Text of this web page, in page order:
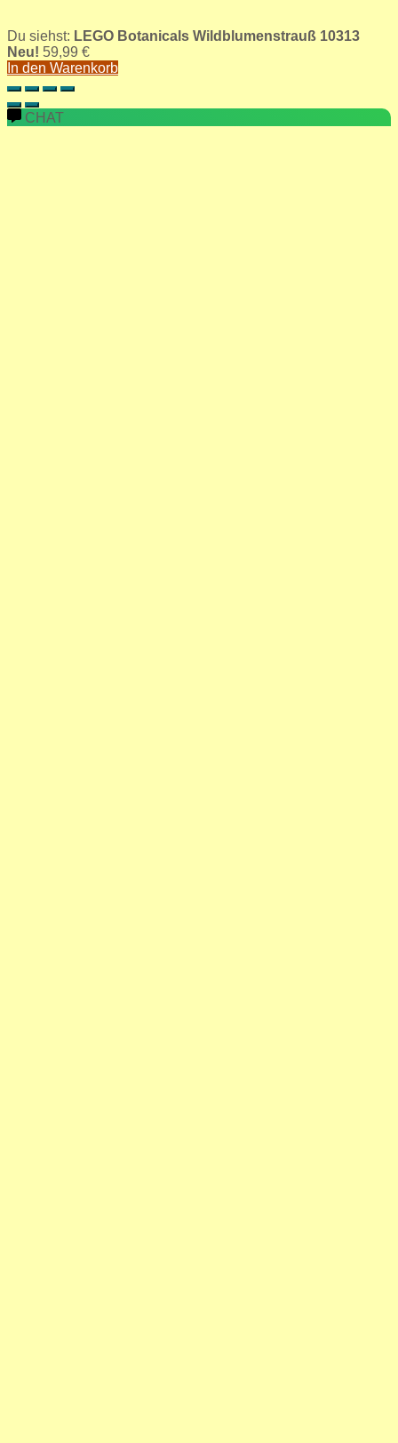
Du siehst: LEGO Botanicals Wildblumenstrauß 10313
Neu! 59,99 €
In den Warenkorb
CHAT